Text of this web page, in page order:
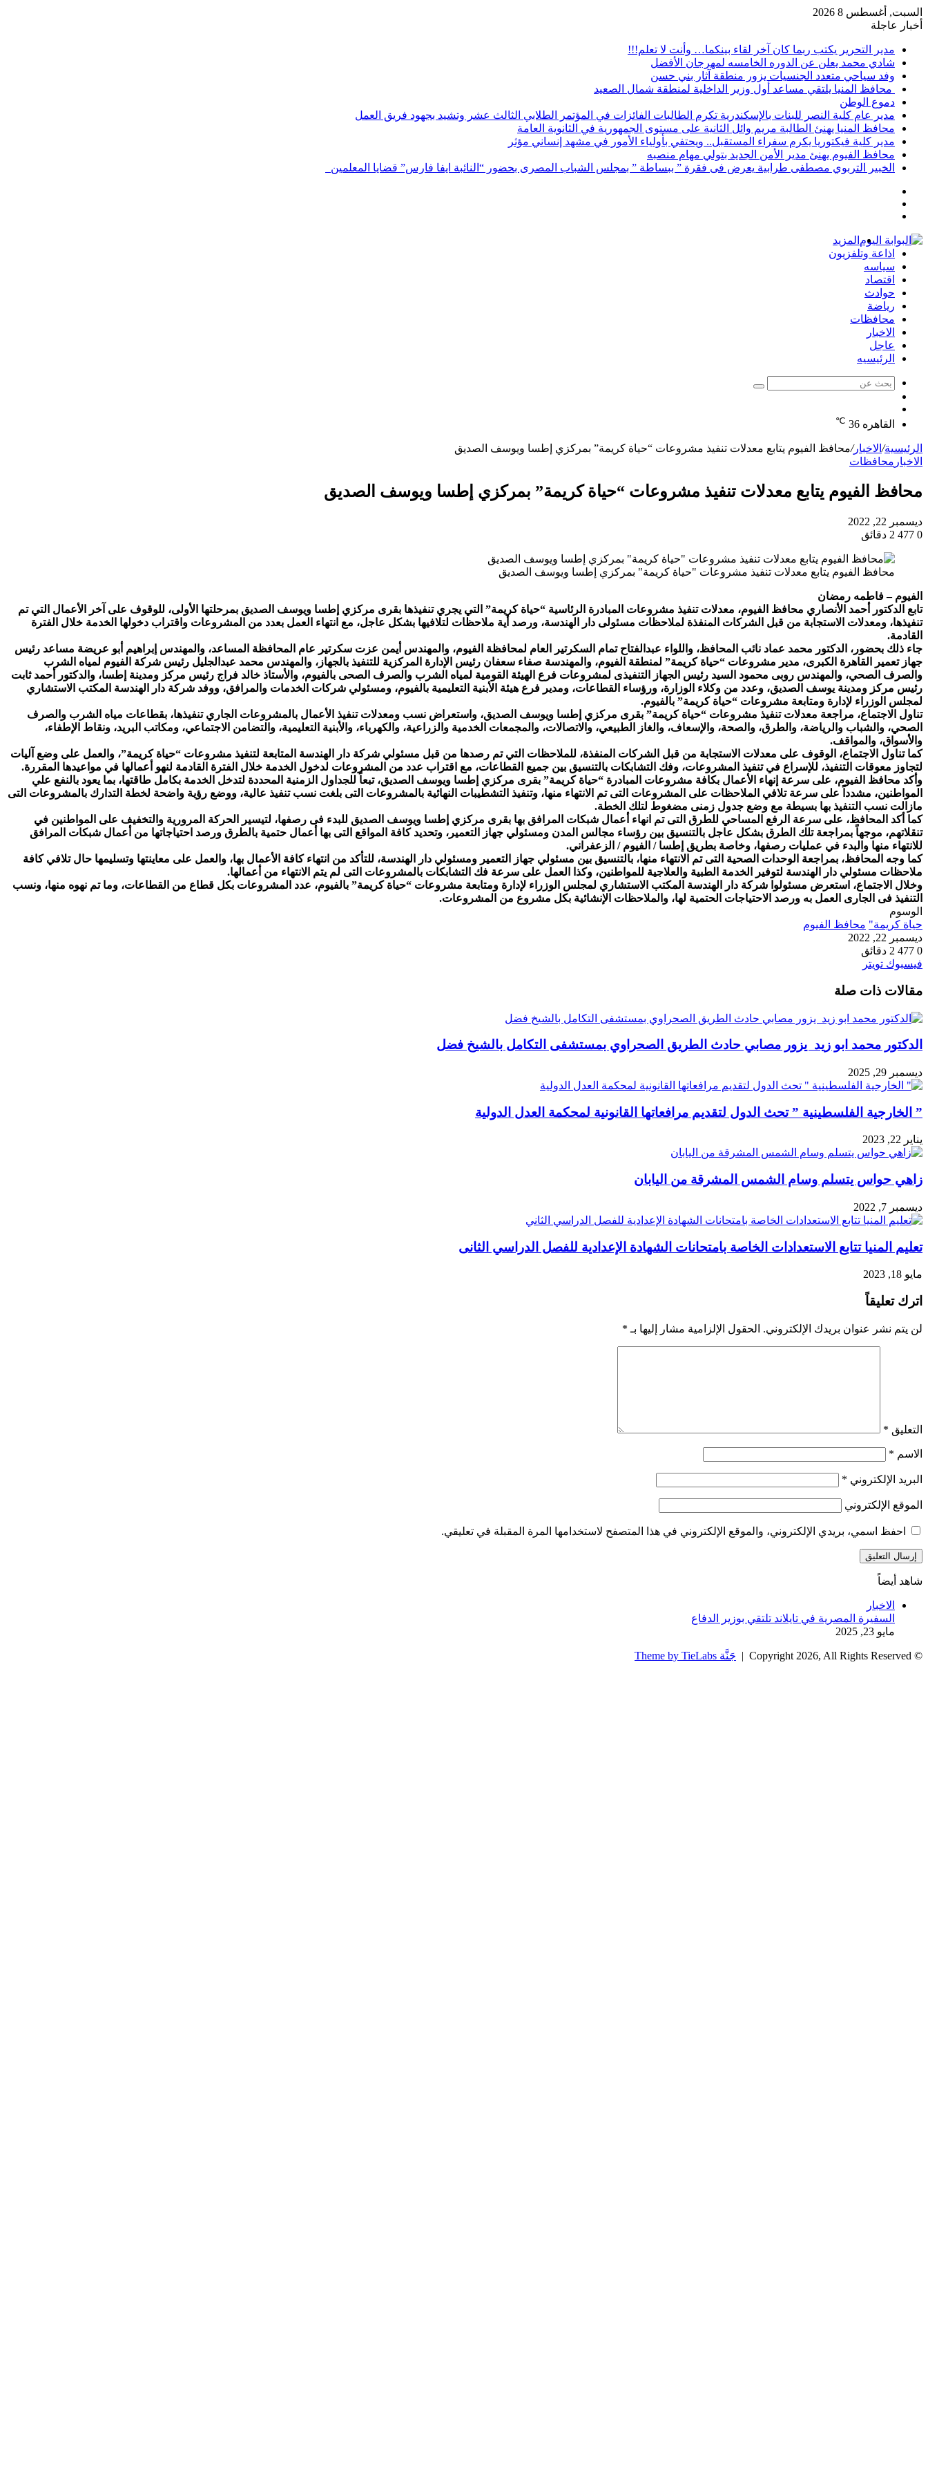
السبت, أغسطس 8 2026
أخبار عاجلة
مدير التحرير يكتب ربما كان آخر لقاء بينكما… وأنت لا تعلم!!!
شادي محمد يعلن عن الدوره الخامسه لمهرجان الأفضل
وفد سياحي متعدد الجنسيات يزور منطقة آثار بني حسن
محافظ المنيا يلتقي مساعد أول وزير الداخلية لمنطقة شمال الصعيد
دموع الوطن
مدير عام كلية النصر للبنات بالإسكندرية تكرم الطالبات الفائزات في المؤتمر الطلابي الثالث عشر وتشيد بجهود فريق العمل
محافظ المنيا يهنئ الطالبة مريم وائل الثانية على مستوى الجمهورية في الثانوية العامة
مدير كلية فيكتوريا يكرم سفراء المستقبل.. ويحتفي بأولياء الأمور في مشهد إنساني مؤثر
محافظ الفيوم يهنئ مدير الأمن الجديد بتولي مهام منصبه
الخبير التربوي مصطفى طرابية يعرض فى فقرة ” ببساطة ” بمجلس الشباب المصرى بحضور “النائبة ايفا فارس” قضايا المعلمين
المزيد
اذاعة وتلفزيون
سياسه
اقتصاد
حوادث
رياضة
محافظات
الاخبار
عاجل
الرئيسيه
بحث
عشوائي
القاهره 36
℃
الرئيسية/ الاخبار/محافظ الفيوم يتابع معدلات تنفيذ مشروعات “حياة كريمة” بمركزي إطسا ويوسف الصديق
الاخبار محافظات
محافظ الفيوم يتابع معدلات تنفيذ مشروعات “حياة كريمة” بمركزي إطسا ويوسف الصديق
ديسمبر 22, 2022
0
2 دقائق
محافظ الفيوم يتابع معدلات تنفيذ مشروعات "حياة كريمة" بمركزي إطسا ويوسف الصديق
الفيوم – فاطمه رمضان
تابع الدكتور أحمد الأنصاري محافظ الفيوم، معدلات تنفيذ مشروعات المبادرة الرئاسية “حياة كريمة” التي يجري تنفيذها بقرى مركزي إطسا ويوسف الصديق بمرحلتها الأولى، للوقوف على آخر الأعمال التي تم
تنفيذها، ومعدلات الاستجابة من قبل الشركات المنفذة لملاحظات مسئولى دار الهندسة، ورصد أية ملاحظات لتلافيها بشكل عاجل، مع انتهاء العمل بعدد من المشروعات واقتراب دخولها الخدمة خلال الفترة
القادمة.
جاء ذلك بحضور، الدكتور محمد عماد نائب المحافظ، واللواء عبدالفتاح تمام السكرتير العام لمحافظة الفيوم، والمهندس أيمن عزت سكرتير عام المحافظة المساعد، والمهندس إبراهيم أبو عريضة مساعد رئيس
جهاز تعمير القاهرة الكبرى، مدير مشروعات “حياة كريمة” لمنطقة الفيوم، والمهندسة صفاء سعفان رئيس الإدارة المركزية للتنفيذ بالجهاز، والمهندس محمد عبدالجليل رئيس شركة الفيوم لمياه الشرب
والصرف الصحي، والمهندس روبى محمود السيد رئيس الجهاز التنفيذى لمشروعات فرع الهيئة القومية لمياه الشرب والصرف الصحى بالفيوم، والأستاذ خالد فراج رئيس مركز ومدينة إطسا، والدكتور أحمد ثابت
رئيس مركز ومدينة يوسف الصديق، وعدد من وكلاء الوزارة، ورؤساء القطاعات، ومدير فرع هيئة الأبنية التعليمية بالفيوم، ومسئولي شركات الخدمات والمرافق، ووفد شركة دار الهندسة المكتب الاستشاري
لمجلس الوزراء لإدارة ومتابعة مشروعات “حياة كريمة” بالفيوم.
تناول الاجتماع، مراجعة معدلات تنفيذ مشروعات “حياة كريمة” بقرى مركزي إطسا ويوسف الصديق، واستعراض نسب ومعدلات تنفيذ الأعمال بالمشروعات الجاري تنفيذها، بقطاعات مياه الشرب والصرف
الصحي، والشباب والرياضة، والطرق، والصحة، والإسعاف، والغاز الطبيعي، والاتصالات، والمجمعات الخدمية والزراعية، والكهرباء، والأبنية التعليمية، والتضامن الاجتماعي، ومكاتب البريد، ونقاط الإطفاء،
والأسواق، والمواقف.
كما تناول الاجتماع، الوقوف على معدلات الاستجابة من قبل الشركات المنفذة، للملاحظات التي تم رصدها من قبل مسئولي شركة دار الهندسة المتابعة لتنفيذ مشروعات “حياة كريمة”، والعمل على وضع آليات
لتجاوز معوقات التنفيذ، للإسراع في تنفيذ المشروعات، وفك التشابكات بالتنسيق بين جميع القطاعات، مع اقتراب عدد من المشروعات لدخول الخدمة خلال الفترة القادمة لنهو أعمالها في مواعيدها المقررة.
وأكد محافظ الفيوم، على سرعة إنهاء الأعمال بكافة مشروعات المبادرة “حياة كريمة” بقرى مركزي إطسا ويوسف الصديق، تبعاً للجداول الزمنية المحددة لتدخل الخدمة بكامل طاقتها، بما يعود بالنفع علي
المواطنين، مشدداً على سرعة تلافي الملاحظات على المشروعات التى تم الانتهاء منها، وتنفيذ التشطيبات النهائية بالمشروعات التى بلغت نسب تنفيذ عالية، ووضع رؤية واضحة لخطة التدارك بالمشروعات التى
مازالت نسب التنفيذ بها بسيطة مع وضع جدول زمنى مضغوط لتلك الخطة.
كما أكد المحافظ، على سرعة الرفع المساحي للطرق التى تم انهاء أعمال شبكات المرافق بها بقرى مركزي إطسا ويوسف الصديق للبدء فى رصفها، لتيسير الحركة المرورية والتخفيف على المواطنين في
تنقلاتهم، موجهاً بمراجعة تلك الطرق بشكل عاجل بالتنسيق بين رؤساء مجالس المدن ومسئولي جهاز التعمير، وتحديد كافة المواقع التى بها أعمال حتمية بالطرق ورصد احتياجاتها من أعمال شبكات المرافق
للانتهاء منها والبدء في عمليات رصفها، وخاصة بطريق إطسا / الفيوم / الزعفراني.
كما وجه المحافظ، بمراجعة الوحدات الصحية التى تم الانتهاء منها، بالتنسيق بين مسئولي جهاز التعمير ومسئولي دار الهندسة، للتأكد من انتهاء كافة الأعمال بها، والعمل على معاينتها وتسليمها حال تلافي كافة
ملاحظات مسئولي دار الهندسة لتوفير الخدمة الطبية والعلاجية للمواطنين، وكذا العمل على سرعة فك التشابكات بالمشروعات التى لم يتم الانتهاء من أعمالها.
وخلال الاجتماع، استعرض مسئولوا شركة دار الهندسة المكتب الاستشاري لمجلس الوزراء لإدارة ومتابعة مشروعات “حياة كريمة” بالفيوم، عدد المشروعات بكل قطاع من القطاعات، وما تم نهوه منها، ونسب
التنفيذ فى الجارى العمل به ورصد الاحتياجات الحتمية لها، والملاحظات الإنشائية بكل مشروع من المشروعات.
الوسوم
حياة كريمة" محافظ الفيوم
ديسمبر 22, 2022
0
2 دقائق
فيسبوك تويتر
البريد
مقالات ذات صلة
الدكتور محمد ابو زيد يزور مصابي حادث الطريق الصحراوي بمستشفى التكامل بالشيخ فضل
ديسمبر 29, 2025
” الخارجية الفلسطينية ” تحث الدول لتقديم مرافعاتها القانونية لمحكمة العدل الدولية
يناير 22, 2023
زاهي حواس يتسلم وسام الشمس المشرقة من اليابان
ديسمبر 7, 2022
تعليم المنيا تتابع الاستعدادات الخاصة بامتحانات الشهادة الإعدادية للفصل الدراسي الثانى
مايو 18, 2023
اترك تعليقاً
لن يتم نشر عنوان بريدك الإلكتروني. الحقول الإلزامية مشار إليها بـ *
التعليق *
الاسم *
البريد الإلكتروني *
الموقع الإلكتروني
احفظ اسمي، بريدي الإلكتروني، والموقع الإلكتروني في هذا المتصفح لاستخدامها المرة المقبلة في تعليقي.
شاهد أيضاً
الاخبار
السفيرة المصرية في تايلاند تلتقي بوزير الدفاع
مايو 23, 2025
© Copyright 2026, All Rights Reserved |
جَنَّة Theme by TieLabs